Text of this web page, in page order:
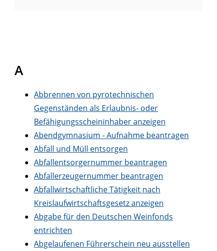
A
Abbrennen von pyrotechnischen
Gegenständen als Erlaubnis- oder
Befähigungsscheininhaber anzeigen
Abendgymnasium - Aufnahme beantragen
Abfall und Müll entsorgen
Abfallentsorgernummer beantragen
Abfallerzeugernummer beantragen
Abfallwirtschaftliche Tätigkeit nach
Kreislaufwirtschaftsgesetz anzeigen
Abgabe für den Deutschen Weinfonds
entrichten
Abgelaufenen Führerschein neu ausstellen